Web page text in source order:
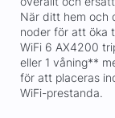
När ditt hem och
noder för att öka
WiFi 6 AX4200
eller 1 våning**
för att placeras
WiFi-prestanda.